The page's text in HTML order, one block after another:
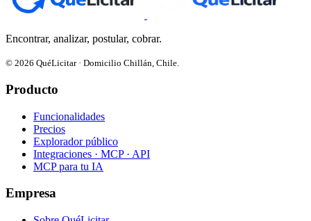
Encontrar, analizar, postular, cobrar.
© 2026 QuéLicitar · Domicilio Chillán, Chile.
Producto
Funcionalidades
Precios
Explorador público
Integraciones · MCP · API
MCP para tu IA
Empresa